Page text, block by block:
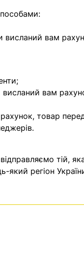
висланий вам
вам
товар
тій, яка
регіон